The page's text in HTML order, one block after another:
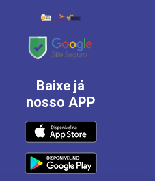
Baixe já
nosso APP